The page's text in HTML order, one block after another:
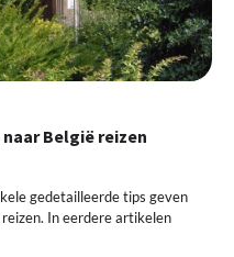
België reizen
gedetailleerde tips geven
In eerdere artikelen